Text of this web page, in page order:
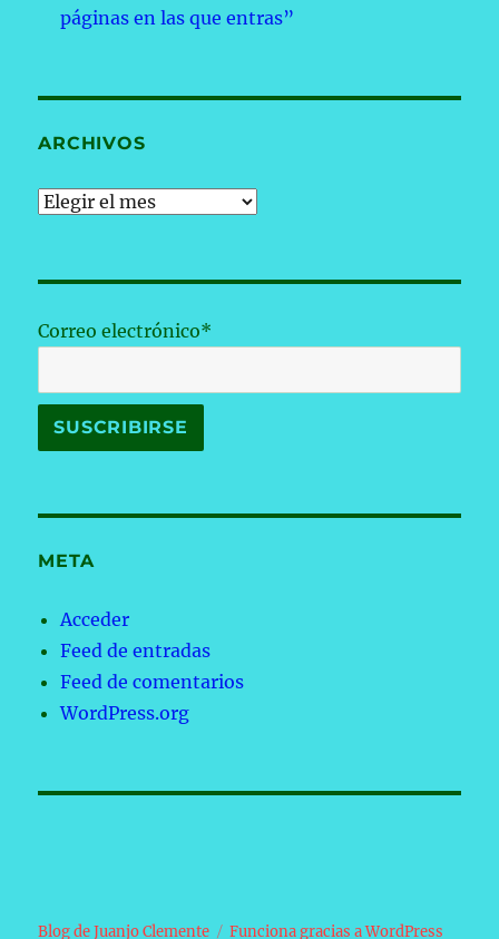
páginas en las que entras”
ARCHIVOS
Archivos
Correo electrónico*
META
Acceder
Feed de entradas
Feed de comentarios
WordPress.org
Blog de Juanjo Clemente Funciona gracias a WordPress